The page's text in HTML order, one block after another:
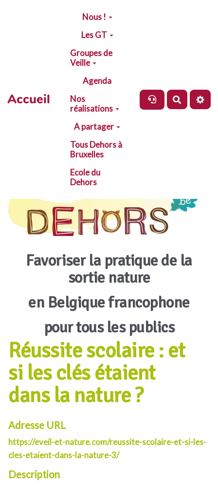
Aller au contenu principal
Accueil
Nous !
Les GT
Groupes de
Veille
Agenda
Nos
réalisations
A partager
Tous Dehors à
Bruxelles
Ecole du
Dehors
Favoriser la pratique de la
sortie nature
en Belgique francophone
pour tous les publics
Réussite scolaire : et
si les clés étaient
dans la nature ?
Adresse URL
https://eveil-et-nature.com/reussite-scolaire-et-si-les-
cles-etaient-dans-la-nature-3/
Description